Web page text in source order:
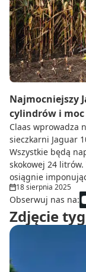
Do zbioru
Rolnictwo
Dealerzy
Ze świata
Najmocniejszy
cylindrów i moc
Claas wprowadza
sieczkarni Jaguar
Wszystkie będą
skokowej 24
osiągnie
18 sierpnia 2025
Obserwuj nas na:
Zdjęcie